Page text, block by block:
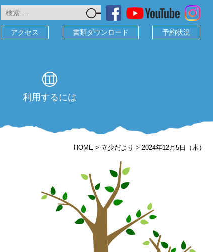
アクセス
書類ダウンロード 予約状況
利用するには
HOME > 立少だより > 2024年12月5日（木）